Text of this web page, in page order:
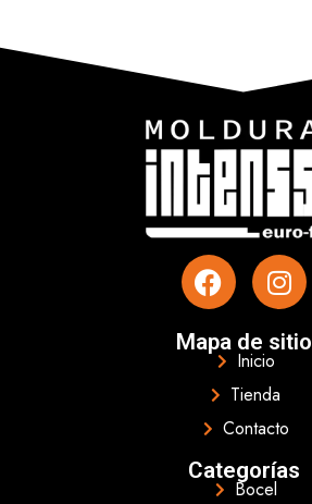
Mapa de sitio
Inicio
Tienda
Contacto
Categorías
Bocel